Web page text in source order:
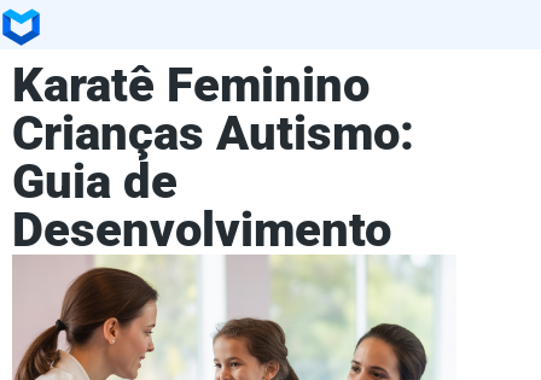
Karatê Feminino
Crianças Autismo:
Guia de
Desenvolvimento